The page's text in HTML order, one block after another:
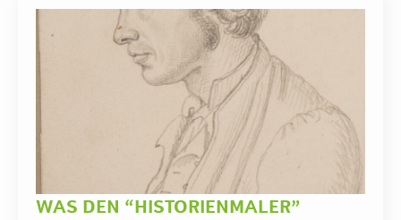
WAS DEN “HISTORIENMALER”